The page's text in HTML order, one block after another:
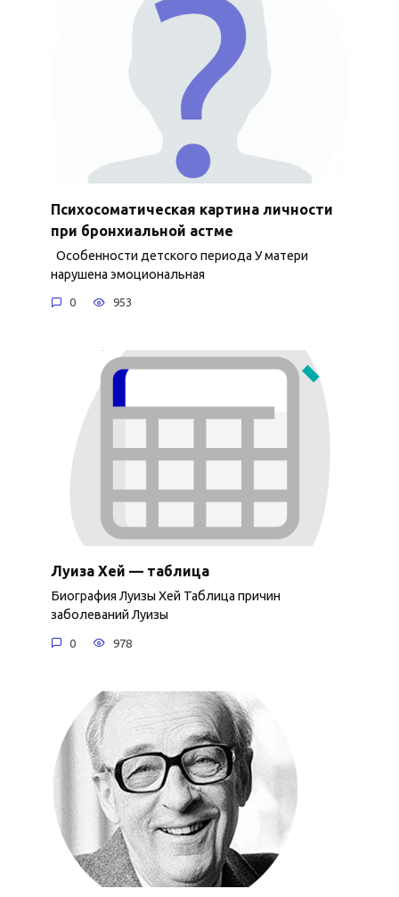
Психосоматическая картина личности
при бронхиальной астме
Особенности детского периода У матери
нарушена эмоциональная
0 953
Луиза Хей — таблица
Биография Луизы Хей Таблица причин
заболеваний Луизы
0 978